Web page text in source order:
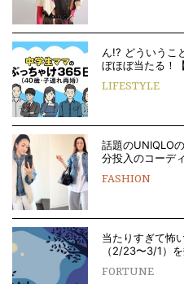
ん!? どういうこ
ぼほぼ当たる！
LIFESTYLE
話題のUNIQLO
分投入のコーデ
FASHION
当たりすぎて怖
（2/23〜3/1）
FORTUNE